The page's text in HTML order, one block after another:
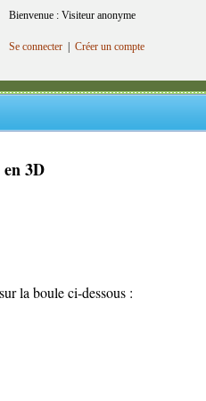
Bienvenue : Visiteur anonyme
Se connecter Créer un compte
3D
la boule ci-dessous :